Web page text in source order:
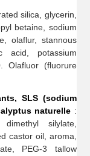
silica, glycerin,
betaine, sodium
olaflur, stannous
acid, potassium
Olafluor (fluorure
SLS (sodium
naturelle :
silylate,
castor oil, aroma,
PEG-3 tallow